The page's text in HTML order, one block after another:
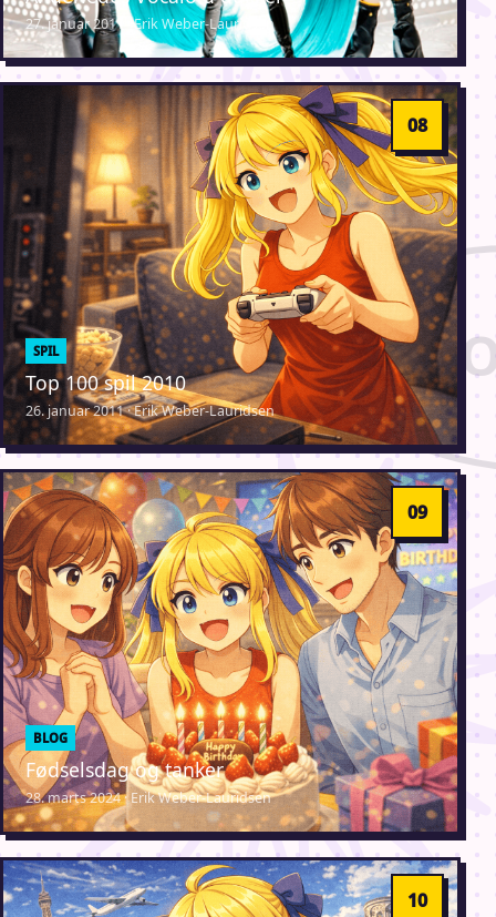
27. januar 2011 · Erik Weber-Lauridsen
SPIL
Top 100 spil 2010
26. januar 2011 · Erik Weber-Lauridsen
BLOG
Fødselsdag og tanker
28. marts 2024 · Erik Weber-Lauridsen